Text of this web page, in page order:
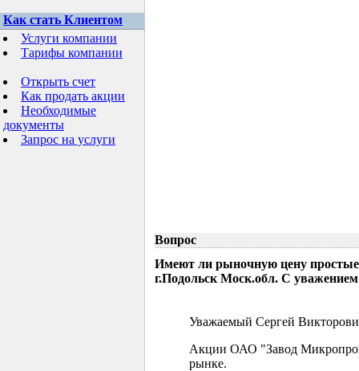
Как стать Клиентом
Услуги компании
Тарифы компании
Открыть счет
Как продать акции
Необходимые
документы
Запрос на услуги
Вопрос
Имеют ли рыночную цену
г.Подольск Моск.обл. С
Уважаемый Сергей
Акции ОАО "Завод
рынке.